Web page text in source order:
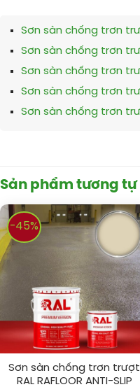
Sơn sàn chống trơn
Sơn sàn chống trơn
Sơn sàn chống trơn
Sơn sàn chống trơn
Sơn sàn chống trơn
Sản phẩm tương tự
-45%
Sơn sàn chống trơn trượt
RAL RAFLOOR ANTI-SLIP